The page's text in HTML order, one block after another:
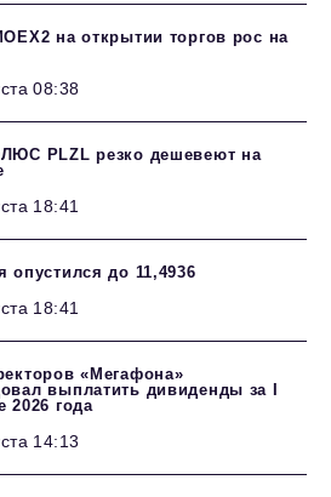
на открытии торгов рос на
08:38
PLZL резко дешевеют на
18:41
опустился до 11,4936
18:41
«Мегафона»
выплатить дивиденды за I
2026 года
14:13